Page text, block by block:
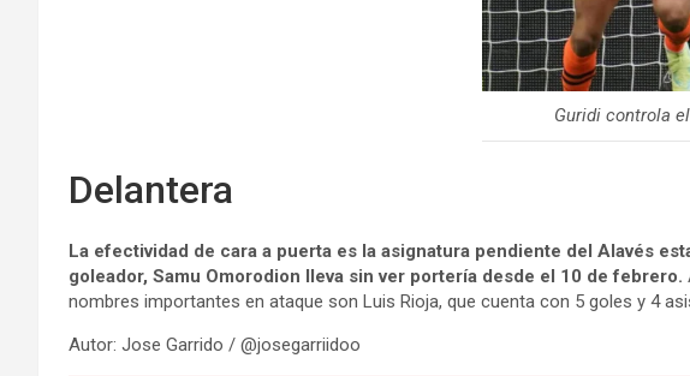
Guridi controla
Delantera
La efectividad de cara a puerta es la asignatura pendiente del Alavés
goleador, Samu Omorodion lleva sin ver portería desde el 10 de febrero.
nombres importantes en ataque son Luis Rioja, que cuenta con 5 goles y 4
Autor: Jose Garrido / @josegarriidoo